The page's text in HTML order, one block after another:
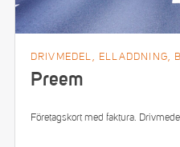
DRIVMEDEL, ELLADDNING,
Preem
Företagskort med faktura.